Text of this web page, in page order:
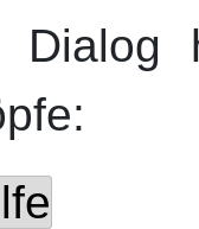
Dialog